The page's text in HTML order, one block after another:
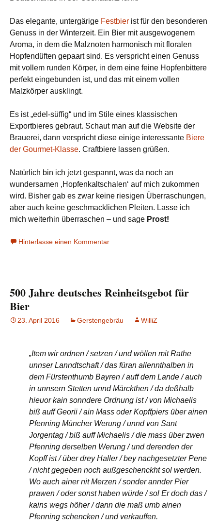
Das elegante, untergärige Festbier ist für den besonderen
Genuss in der Winterzeit. Ein Bier mit ausgewogenem
Aroma, in dem die Malznoten harmonisch mit floralen
Hopfendüften gepaart sind. Es verspricht einen Genuss
mit vollem runden Körper, in dem eine feine Hopfenbittere
perfekt eingebunden ist, und das mit einem vollen
Malzkörper ausklingt.
Es ist „edel-süffig“ und im Stile eines klassischen
Exportbieres gebraut. Schaut man auf die Website der
Brauerei, dann verspricht diese einige interessante Biere
der Gourmet-Klasse. Craftbiere lassen grüßen.
Natürlich bin ich jetzt gespannt, was da noch an
wundersamen ‚Hopfenkaltschalen‘ auf mich zukommen
wird. Bisher gab es zwar keine riesigen Überraschungen,
aber auch keine geschmacklichen Pleiten. Lasse ich
mich weiterhin überraschen – und sage Prost!
Hinterlasse einen Kommentar
500 Jahre deutsches Reinheitsgebot für
Bier
23. April 2016 Gerstengebräu WilliZ
„Item wir ordnen / setzen / und wöllen mit Rathe
unnser Lanndtschaft / das füran allennthalben in
dem Fürstenthumb Bayren / auff dem Lande / auch
in unnsern Stetten unnd Märckthen / da deßhalb
hieuor kain sonndere Ordnung ist / von Michaelis
biß auff Georii / ain Mass oder Kopffpiers über ainen
Pfenning Müncher Werung / unnd von Sant
Jorgentag / biß auff Michaelis / die mass über zwen
Pfenning derselben Werung / und derenden der
Kopff ist / über drey Haller / bey nachgesetzter Pene
/ nicht gegeben noch außgeschenckht sol werden.
Wo auch ainer nit Merzen / sonder annder Pier
prawen / oder sonst haben würde / sol Er doch das /
kains wegs höher / dann die maß umb ainen
Pfenning schencken / und verkauffen.